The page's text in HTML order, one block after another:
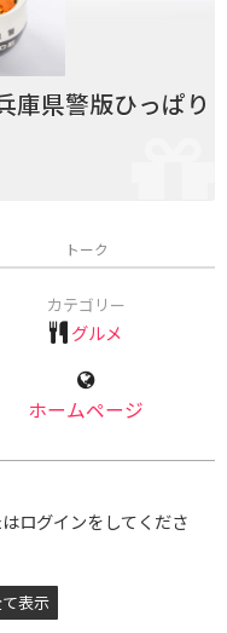
県警版ひっぱり
トーク
カテゴリー
グルメ
ホームページ
ログインをしてくださ
表示